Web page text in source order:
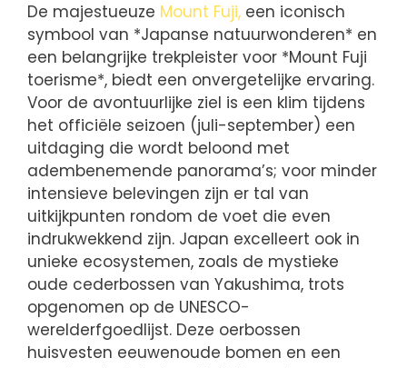
De majestueuze Mount Fuji, een iconisch
symbool van *Japanse natuurwonderen* en
een belangrijke trekpleister voor *Mount Fuji
toerisme*, biedt een onvergetelijke ervaring.
Voor de avontuurlijke ziel is een klim tijdens
het officiële seizoen (juli-september) een
uitdaging die wordt beloond met
adembenemende panorama’s; voor minder
intensieve belevingen zijn er tal van
uitkijkpunten rondom de voet die even
indrukwekkend zijn. Japan excelleert ook in
unieke ecosystemen, zoals de mystieke
oude cederbossen van Yakushima, trots
opgenomen op de UNESCO-
werelderfgoedlijst. Deze oerbossen
huisvesten eeuwenoude bomen en een